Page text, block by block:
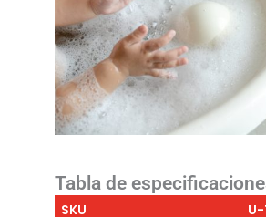
Tabla de
SKU
U-